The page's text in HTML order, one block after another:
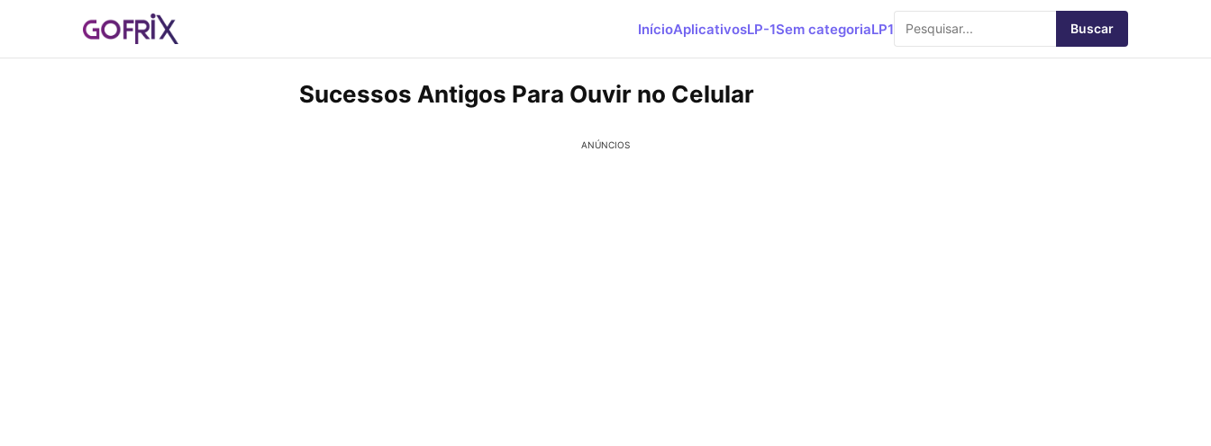
InícioAplicativosLP-1Sem categoriaLP1 Buscar
Sucessos Antigos Para Ouvir no Celular
ANÚNCIOS